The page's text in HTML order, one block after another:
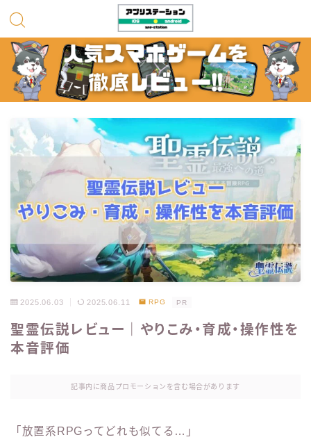
2025.06.03 2025.06.11 RPG PR
聖霊伝説レビュー｜やりこみ・育成・操作性を
本音評価
記事内に商品プロモーションを含む場合があります
「放置系RPGってどれも似てる…」